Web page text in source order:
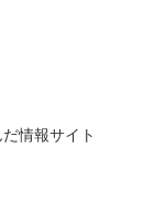
情報サイト